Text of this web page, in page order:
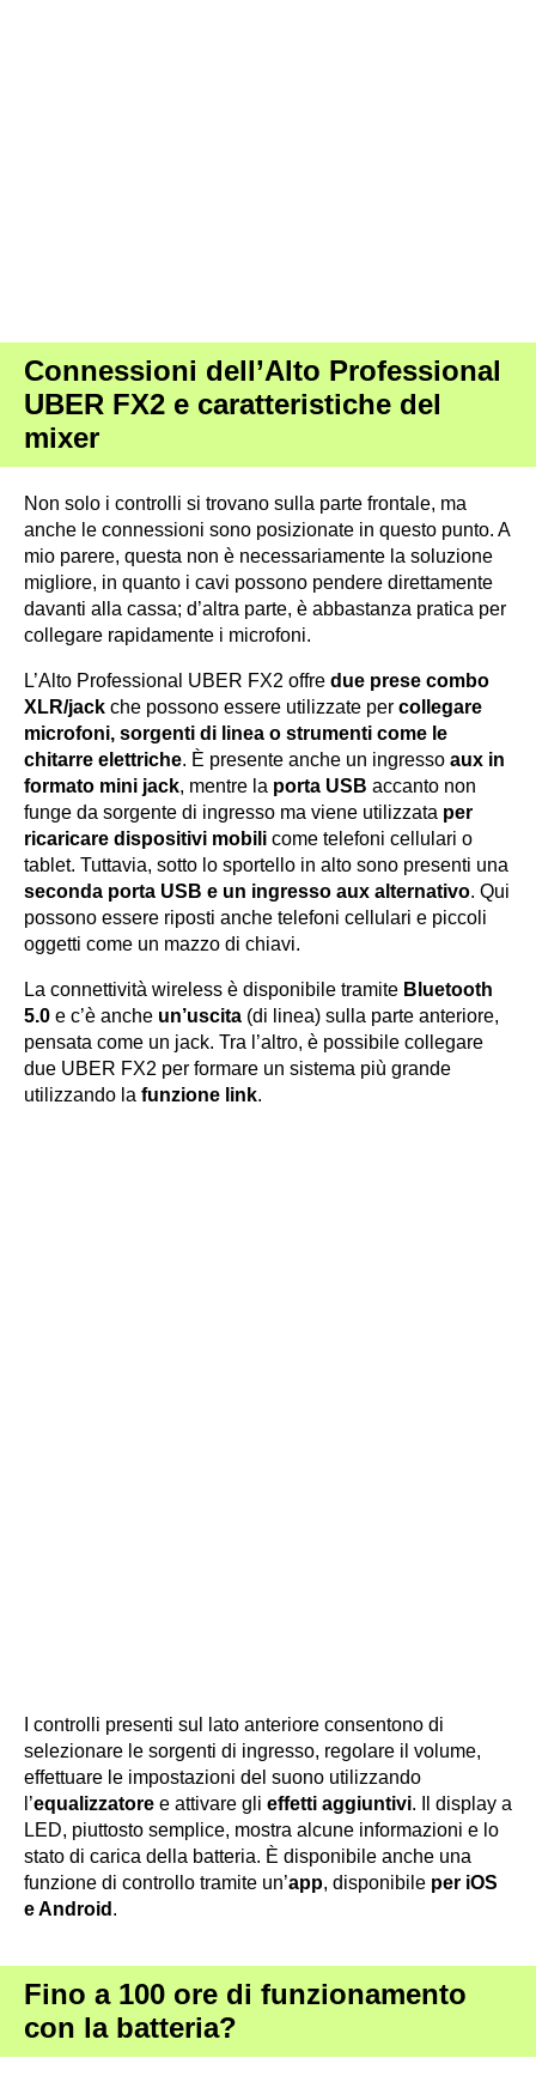
Connessioni dell’Alto Professional
UBER FX2 e caratteristiche del
mixer
Non solo i controlli si trovano sulla parte frontale, ma
anche le connessioni sono posizionate in questo punto. A
mio parere, questa non è necessariamente la soluzione
migliore, in quanto i cavi possono pendere direttamente
davanti alla cassa; d’altra parte, è abbastanza pratica per
collegare rapidamente i microfoni.
L’Alto Professional UBER FX2 offre due prese combo
XLR/jack che possono essere utilizzate per collegare
microfoni, sorgenti di linea o strumenti come le
chitarre elettriche. È presente anche un ingresso aux in
formato mini jack, mentre la porta USB accanto non
funge da sorgente di ingresso ma viene utilizzata per
ricaricare dispositivi mobili come telefoni cellulari o
tablet. Tuttavia, sotto lo sportello in alto sono presenti una
seconda porta USB e un ingresso aux alternativo. Qui
possono essere riposti anche telefoni cellulari e piccoli
oggetti come un mazzo di chiavi.
La connettività wireless è disponibile tramite Bluetooth
5.0 e c’è anche un’uscita (di linea) sulla parte anteriore,
pensata come un jack. Tra l’altro, è possibile collegare
due UBER FX2 per formare un sistema più grande
utilizzando la funzione link.
I controlli presenti sul lato anteriore consentono di
selezionare le sorgenti di ingresso, regolare il volume,
effettuare le impostazioni del suono utilizzando
l’equalizzatore e attivare gli effetti aggiuntivi. Il display a
LED, piuttosto semplice, mostra alcune informazioni e lo
stato di carica della batteria. È disponibile anche una
funzione di controllo tramite un’app, disponibile per iOS
e Android .
Fino a 100 ore di funzionamento
con la batteria?